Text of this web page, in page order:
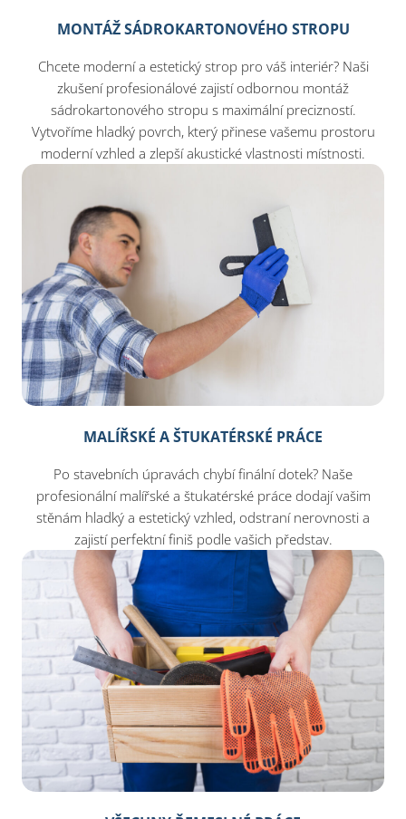
MONTÁŽ SÁDROKARTONOVÉHO STROPU
Chcete moderní a estetický strop pro váš interiér? Naši
zkušení profesionálové zajistí odbornou montáž
sádrokartonového stropu s maximální precizností.
Vytvoříme hladký povrch, který přinese vašemu prostoru
moderní vzhled a zlepší akustické vlastnosti místnosti.
MALÍŘSKÉ A ŠTUKATÉRSKÉ PRÁCE
Po stavebních úpravách chybí finální dotek? Naše
profesionální malířské a štukatérské práce dodají vašim
stěnám hladký a estetický vzhled, odstraní nerovnosti a
zajistí perfektní finiš podle vašich představ.